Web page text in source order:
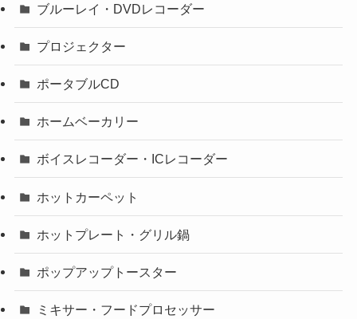
ブルーレイ・DVDレコーダー
プロジェクター
ポータブルCD
ホームベーカリー
ボイスレコーダー・ICレコーダー
ホットカーペット
ホットプレート・グリル鍋
ポップアップトースター
ミキサー・フードプロセッサー